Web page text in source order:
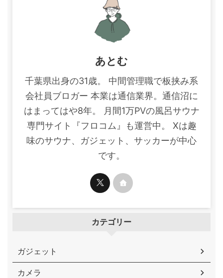
あとむ
千葉県出身の31歳。 中間管理職で板挟み系
会社員ブロガー 本業は通信業界。通信沼に
はまってはや8年。 月間1万PVの風呂サウナ
専門サイト『フロコム』も運営中。 Xは趣
味のサウナ、ガジェット、サッカーが中心
です。
カテゴリー
ガジェット
カメラ